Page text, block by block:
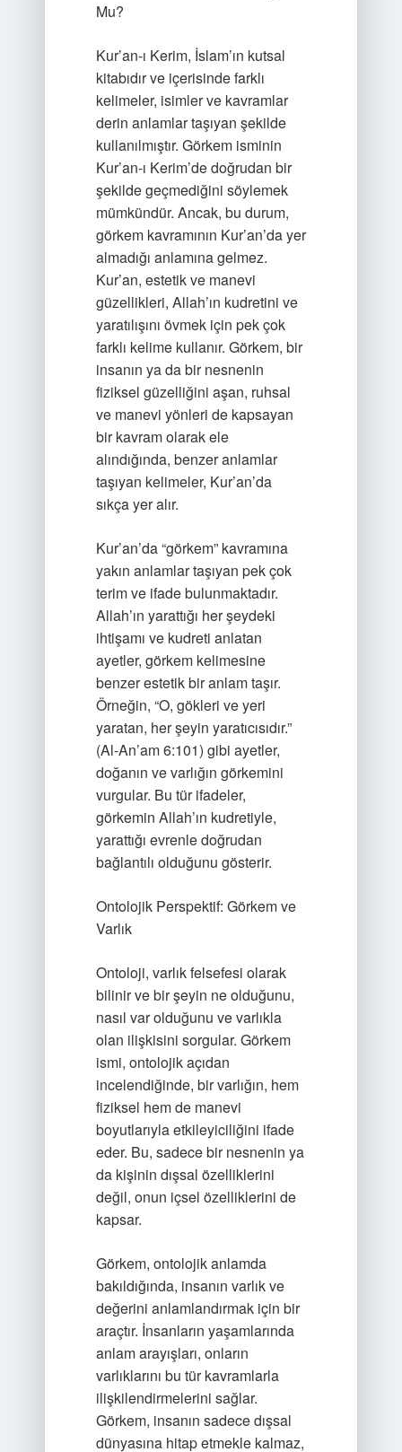
Mu?
Kur’an-ı Kerim, İslam’ın kutsal
kitabıdır ve içerisinde farklı
kelimeler, isimler ve kavramlar
derin anlamlar taşıyan şekilde
kullanılmıştır. Görkem isminin
Kur’an-ı Kerim’de doğrudan bir
şekilde geçmediğini söylemek
mümkündür. Ancak, bu durum,
görkem kavramının Kur’an’da yer
almadığı anlamına gelmez.
Kur’an, estetik ve manevi
güzellikleri, Allah’ın kudretini ve
yaratılışını övmek için pek çok
farklı kelime kullanır. Görkem, bir
insanın ya da bir nesnenin
fiziksel güzelliğini aşan, ruhsal
ve manevi yönleri de kapsayan
bir kavram olarak ele
alındığında, benzer anlamlar
taşıyan kelimeler, Kur’an’da
sıkça yer alır.
Kur’an’da “görkem” kavramına
yakın anlamlar taşıyan pek çok
terim ve ifade bulunmaktadır.
Allah’ın yarattığı her şeydeki
ihtişamı ve kudreti anlatan
ayetler, görkem kelimesine
benzer estetik bir anlam taşır.
Örneğin, “O, gökleri ve yeri
yaratan, her şeyin yaratıcısıdır.”
(Al-An’am 6:101) gibi ayetler,
doğanın ve varlığın görkemini
vurgular. Bu tür ifadeler,
görkemin Allah’ın kudretiyle,
yarattığı evrenle doğrudan
bağlantılı olduğunu gösterir.
Ontolojik Perspektif: Görkem ve
Varlık
Ontoloji, varlık felsefesi olarak
bilinir ve bir şeyin ne olduğunu,
nasıl var olduğunu ve varlıkla
olan ilişkisini sorgular. Görkem
ismi, ontolojik açıdan
incelendiğinde, bir varlığın, hem
fiziksel hem de manevi
boyutlarıyla etkileyiciliğini ifade
eder. Bu, sadece bir nesnenin ya
da kişinin dışsal özelliklerini
değil, onun içsel özelliklerini de
kapsar.
Görkem, ontolojik anlamda
bakıldığında, insanın varlık ve
değerini anlamlandırmak için bir
araçtır. İnsanların yaşamlarında
anlam arayışları, onların
varlıklarını bu tür kavramlarla
ilişkilendirmelerini sağlar.
Görkem, insanın sadece dışsal
dünyasına hitap etmekle kalmaz,